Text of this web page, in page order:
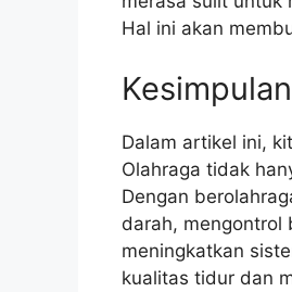
Hal ini akan
Kesimpulan
Dalam artikel ini,
Olahraga tidak
Dengan
darah, mengontrol
meningkatkan
kualitas tidur dan